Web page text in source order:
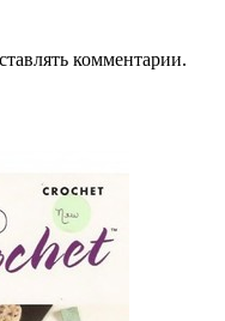
комментарии.